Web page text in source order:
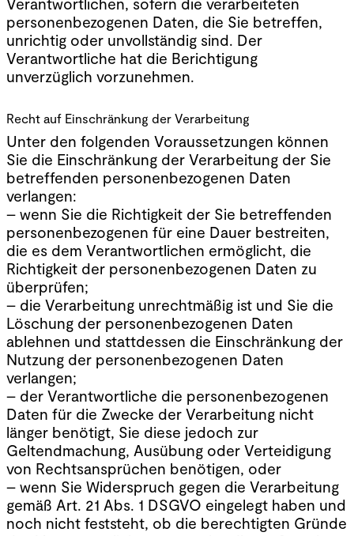
personenbezogenen Daten, die Sie betreffen,
unrichtig oder unvollständig sind. Der
Verantwortliche hat die Berichtigung
unverzüglich vorzunehmen.
Recht auf Einschränkung der Verarbeitung
Unter den folgenden Voraussetzungen können
Sie die Einschränkung der Verarbeitung der Sie
betreffenden personenbezogenen Daten
verlangen:
– wenn Sie die Richtigkeit der Sie betreffenden
personenbezogenen für eine Dauer bestreiten,
die es dem Verantwortlichen ermöglicht, die
Richtigkeit der personenbezogenen Daten zu
überprüfen;
– die Verarbeitung unrechtmäßig ist und Sie die
Löschung der personenbezogenen Daten
ablehnen und stattdessen die Einschränkung der
Nutzung der personenbezogenen Daten
verlangen;
– der Verantwortliche die personenbezogenen
Daten für die Zwecke der Verarbeitung nicht
länger benötigt, Sie diese jedoch zur
Geltendmachung, Ausübung oder Verteidigung
von Rechtsansprüchen benötigen, oder
– wenn Sie Widerspruch gegen die Verarbeitung
gemäß Art. 21 Abs. 1 DSGVO eingelegt haben und
noch nicht feststeht, ob die berechtigten Gründe